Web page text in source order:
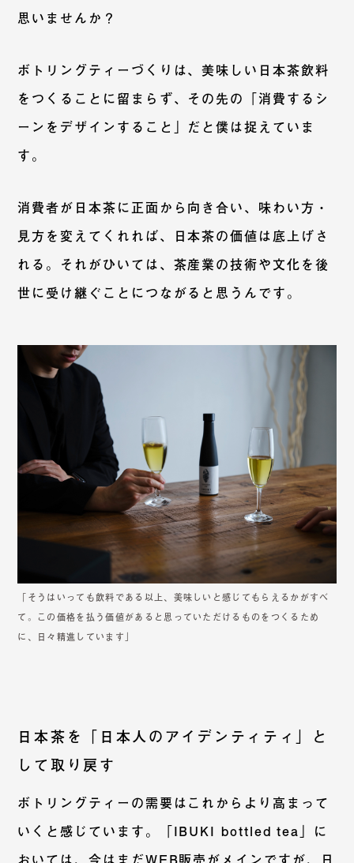
思いませんか？
ボトリングティーづくりは、美味しい日本茶飲料
をつくることに留まらず、その先の「消費するシ
ーンをデザインすること」だと僕は捉えていま
す。
消費者が日本茶に正面から向き合い、味わい方・
見方を変えてくれれば、日本茶の価値は底上げさ
れる。それがひいては、茶産業の技術や文化を後
世に受け継ぐことにつながると思うんです。
「そうはいっても飲料である以上、美味しいと感じてもらえるかがすべ
て。この価格を払う価値があると思っていただけるものをつくるため
に、日々精進しています」
日本茶を「日本人のアイデンティティ」と
して取り戻す
ボトリングティーの需要はこれからより高まって
いくと感じています。「IBUKI bottled tea」に